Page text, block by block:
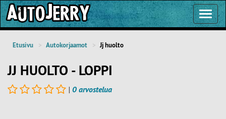
Etusivu Autokorjaamot Jj huolto
JJ HUOLTO - LOPPI
| 0 arvostelua